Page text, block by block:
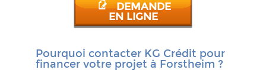
DEMANDE
EN LIGNE
Pourquoi contacter KG Crédit pour
financer votre projet à Forstheim ?